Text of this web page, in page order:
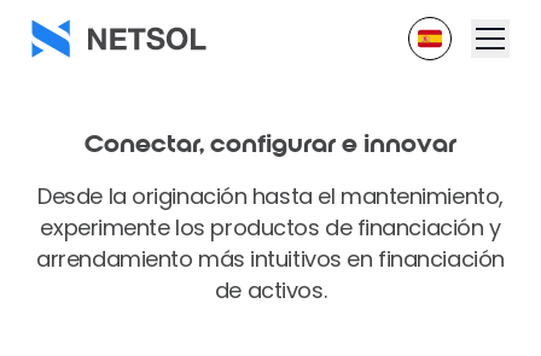
Conectar, configurar e innovar
Desde la originación hasta el mantenimiento,
experimente los productos de financiación y
arrendamiento más intuitivos en financiación
de activos.